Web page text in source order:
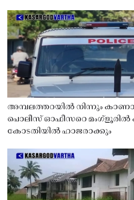
അമ്പലത്തറയിൽ നിന്നും
പൊലീസ് ഓഫീസറെ മംഗ്ളൂരിൽ
കോടതിയിൽ ഹാജരാക്കും